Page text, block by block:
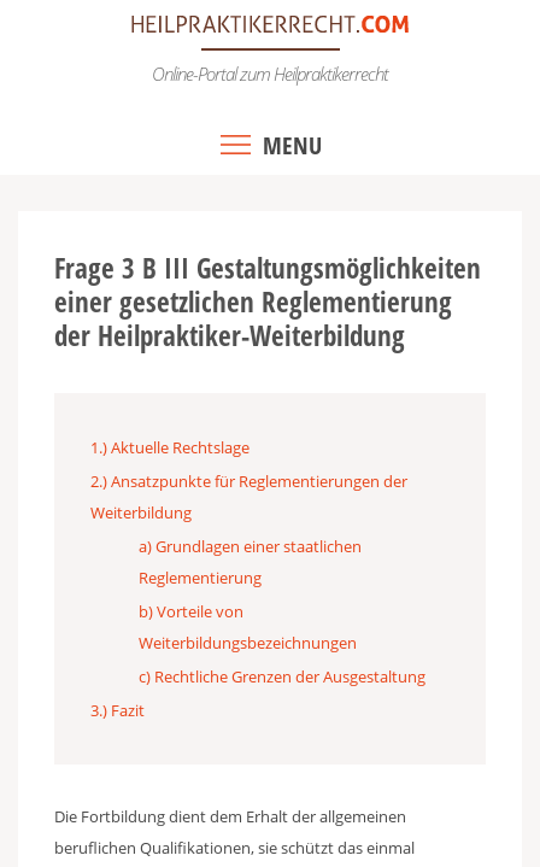
Online-Portal zum Heilpraktikerrecht
MENU
Frage 3 B III Gestaltungsmöglichkeiten
einer gesetzlichen Reglementierung
der Heilpraktiker-Weiterbildung
1.) Aktuelle Rechtslage
2.) Ansatzpunkte für Reglementierungen der
Weiterbildung
a) Grundlagen einer staatlichen
Reglementierung
b) Vorteile von
Weiterbildungsbezeichnungen
c) Rechtliche Grenzen der Ausgestaltung
3.) Fazit
Die Fortbildung dient dem Erhalt der allgemeinen
beruflichen Qualifikationen, sie schützt das einmal